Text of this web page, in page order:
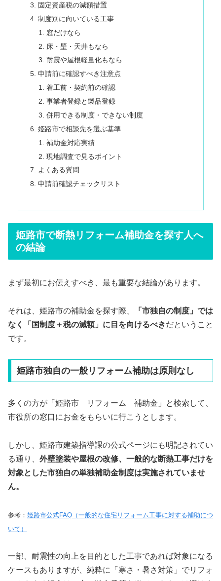
固定資産税の減額措置
制度別に向いている工事
窓だけなら
床・壁・天井もなら
耐震や屋根軽量化もなら
申請前に確認すべき注意点
着工前・契約前の確認
事業者登録と製品登録
併用できる制度・できない制度
姫路市で相談先を選ぶ基準
補助金対応実績
現地調査で見るポイント
よくある質問
申請前確認チェックリスト
姫路市で断熱リフォーム補助金を探す人へ
の結論
まず最初にお伝えすべき、最も重要な結論があります。
それは、姫路市の補助金を探す際、
「市独自の制度」では
なく「国制度＋税の減額」に目を向けるべきだということ
です。
姫路市独自の一般リフォーム補助は原則なし
多くの方が「姫路市 リフォーム 補助金」と検索して、
市役所の窓口にお金をもらいに行こうとします。
しかし、姫路市建築指導課の公式ページにも明記されてい
る通り、 外壁塗装や屋根の改修、一般的な断熱工事だけを
対象とした市独自の単独補助金制度は実施されていませ
ん。
参考： 姫路市公式FAQ（一般的な住宅リフォーム工事に対する補助につ
いて）
一部、耐震性の向上を目的とした工事であれば対象になる
ケースもありますが、純粋に「寒さ・暑さ対策」でリフォ